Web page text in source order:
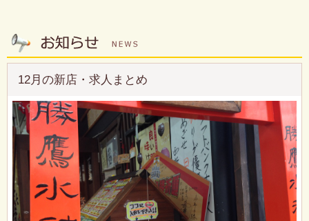
12月の新店・求人まとめ